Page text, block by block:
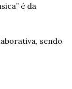
é da
sendo